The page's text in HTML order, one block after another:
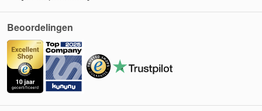
Beoordelingen